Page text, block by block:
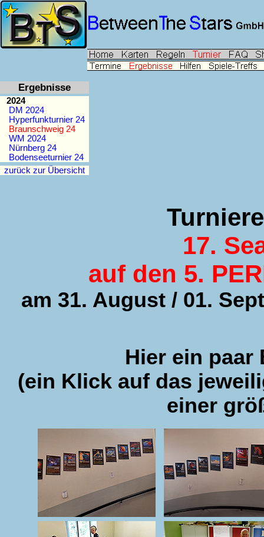
Ergebnisse
2024
DM 2024
Hyperfunkturnier 24
Braunschweig 24
WM 2024
Nürnberg 24
Bodenseeturnier 24
zurück zur Übersicht
17.
auf den 5.
am 31. August / 01.
Hier ein paar
(ein Klick auf das
einer